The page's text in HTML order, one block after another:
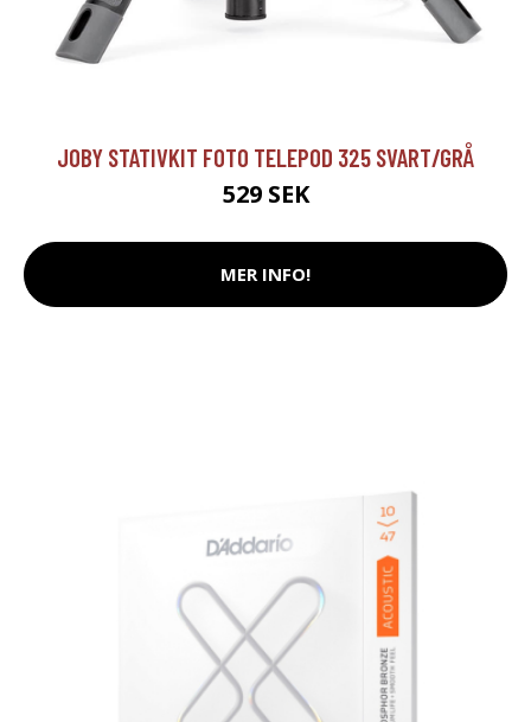
JOBY STATIVKIT FOTO TELEPOD 325 SVART/GRÅ
529 SEK
MER INFO!